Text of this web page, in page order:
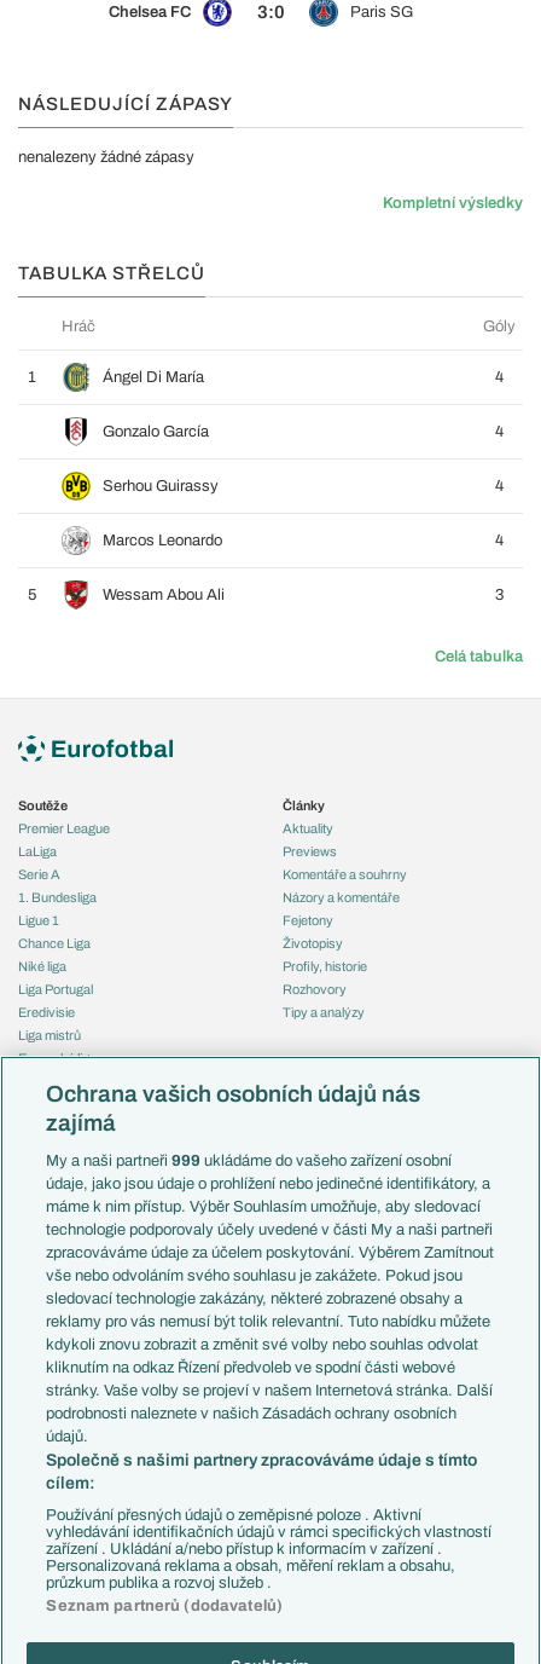
Chelsea FC 3:0 Paris SG
NÁSLEDUJÍCÍ ZÁPASY
nenalezeny žádné zápasy
Kompletní výsledky
TABULKA STŘELCŮ
Hráč Góly
1 Ángel Di María 4
Gonzalo García 4
Serhou Guirassy 4
Marcos Leonardo 4
5 Wessam Abou Ali 3
Celá tabulka
Soutěže
Premier League
LaLiga
Serie A
1. Bundesliga
Ligue 1
Chance Liga
Niké liga
Liga Portugal
Eredivisie
Liga mistrů
Evropská liga
Mistrovství světa
Liga národů
Témata
Představení týmů MS
EuroSkauting
PL v kostce
Evropské koeficienty
Přestupy
Přestupové spekulace
Zranění
Kluby
Arsenal FC
Chelsea FC
Manchester United
AC Milán
Juventus FC
Bayern Mnichov
FC Barcelona
Real Madrid
Články
Aktuality
Previews
Komentáře a souhrny
Názory a komentáře
Fejetony
Životopisy
Profily, historie
Rozhovory
Tipy a analýzy
Česko
Francie
Itálie
Německo
Španělsko
Argentina
Brazílie
Přestupy
Zápasy
Livescore
Tipovací soutěž
Ochrana vašich osobních údajů nás
zajímá
My a naši partneři999 ukládáme do vašeho zařízení osobní
údaje, jako jsou údaje o prohlížení nebo jedinečné identifikátory, a
máme k nim přístup. Výběr Souhlasím umožňuje, aby sledovací
technologie podporovaly účely uvedené v části My a naši partneři
zpracováváme údaje za účelem poskytování. Výběrem Zamítnout
vše nebo odvoláním svého souhlasu je zakážete. Pokud jsou
sledovací technologie zakázány, některé zobrazené obsahy a
reklamy pro vás nemusí být tolik relevantní. Tuto nabídku můžete
kdykoli znovu zobrazit a změnit své volby nebo souhlas odvolat
kliknutím na odkaz Řízení předvoleb ve spodní části webové
stránky. Vaše volby se projeví v našem Internetová stránka. Další
podrobnosti naleznete v našich Zásadách ochrany osobních
údajů.
Společně s našimi partnery zpracováváme údaje s tímto
cílem:
Používání přesných údajů o zeměpisné poloze . Aktivní
vyhledávání identifikačních údajů v rámci specifických vlastností
zařízení . Ukládání a/nebo přístup k informacím v zařízení .
Personalizovaná reklama a obsah, měření reklam a obsahu,
průzkum publika a rozvoj služeb .
Seznam partnerů (dodavatelů)